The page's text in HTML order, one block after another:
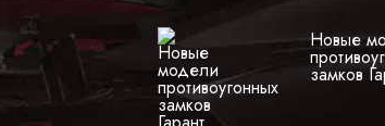
Новые
замков